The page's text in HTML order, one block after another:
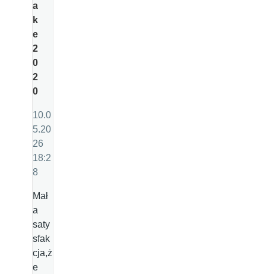
a
k
e
2
0
2
0
10.0
5.20
26
18:2
8
Mał
a
saty
sfak
cja,ż
e